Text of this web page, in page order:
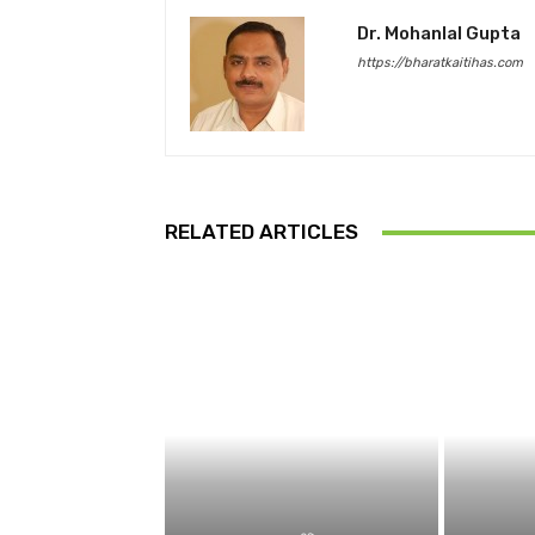
Dr. Mohanlal Gupta
https://bharatkaitihas.com
RELATED ARTICLES